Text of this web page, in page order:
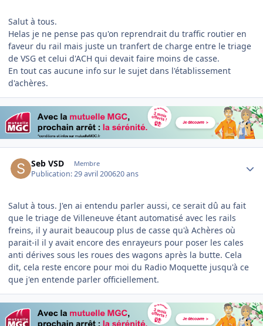
Salut à tous.
Helas je ne pense pas qu'on reprendrait du traffic routier en
faveur du rail mais juste un tranfert de charge entre le triage
de VSG et celui d'ACH qui devait faire moins de casse.
En tout cas aucune info sur le sujet dans l'établissement
d'achères.
Seb VSD Membre
Publication:29 avril 200620 ans
Salut à tous. J'en ai entendu parler aussi, ce serait dû au fait
que le triage de Villeneuve étant automatisé avec les rails
freins, il y aurait beaucoup plus de casse qu'à Achères où
parait-il il y avait encore des enrayeurs pour poser les cales
anti dérives sous les roues des wagons après la butte. Cela
dit, cela reste encore pour moi du Radio Moquette jusqu'à ce
que j'en entende parler officiellement.